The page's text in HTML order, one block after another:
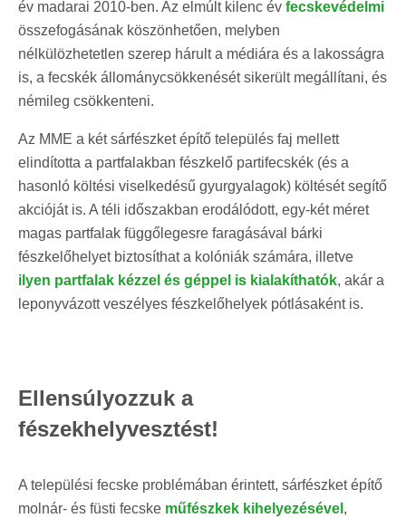
év madarai 2010-ben. Az elmúlt kilenc év fecskevédelmi
összefogásának köszönhetően, melyben
nélkülözhetetlen szerep hárult a médiára és a lakosságra
is, a fecskék állománycsökkenését sikerült megállítani, és
némileg csökkenteni.
Az MME a két sárfészket építő település faj mellett
elindította a partfalakban fészkelő partifecskék (és a
hasonló költési viselkedésű gyurgyalagok) költését segítő
akcióját is. A téli időszakban erodálódott, egy-két méret
magas partfalak függőlegesre faragásával bárki
fészkelőhelyet biztosíthat a kolóniák számára, illetve
ilyen partfalak kézzel és géppel is kialakíthatók, akár a
leponyvázott veszélyes fészkelőhelyek pótlásaként is.
Ellensúlyozzuk a
fészekhelyvesztést!
A települési fecske problémában érintett, sárfészket építő
molnár- és füsti fecske műfészkek kihelyezésével ,